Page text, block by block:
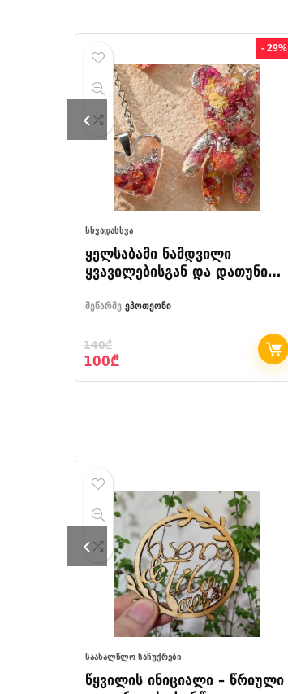
- 29%
ᲡᲮᲕᲐᲓᲐᲡᲮᲕᲐ
ყელსაბამი ნამდვილი
ყვავილებისგან და დათუნიას
მეწარმე ეპოთეონი
140₾
100₾
ᲡᲐᲐᲮᲐᲚᲬᲚᲝ ᲡᲐᲩᲣᲥᲠᲔᲑᲘ
წყვილის ინიციალი – წრიული